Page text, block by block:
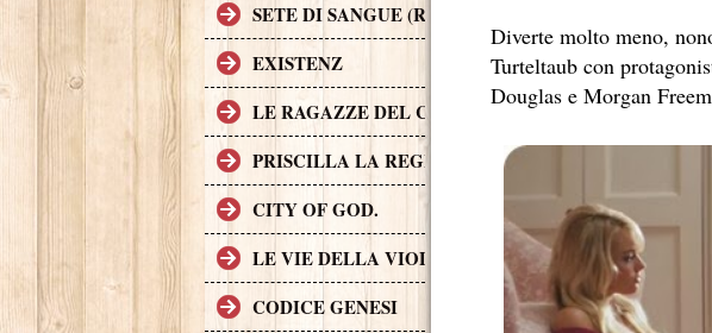
SETE DI SANGUE (RABID)
EXISTENZ
LE RAGAZZE DEL COYOTE UGLY
PRISCILLA LA REGINA DEL DESERTO
CITY OF GOD.
LE VIE DELLA VIOLENZA
CODICE GENESI
Diverte molto meno,
Turteltaub con
Douglas e Morgan